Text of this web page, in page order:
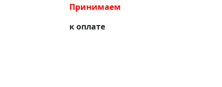
Принимаем
к оплате